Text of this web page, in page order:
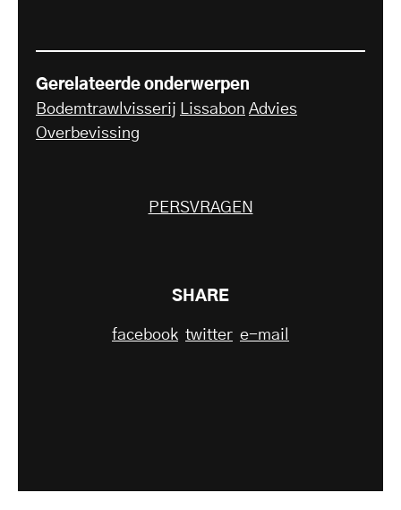
Gerelateerde onderwerpen
Bodemtrawlvisserij Lissabon Advies
Overbevissing
PERSVRAGEN
SHARE
facebook twitter e-mail